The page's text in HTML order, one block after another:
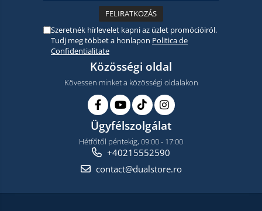
Szeretnék hírlevelet kapni az üzlet promócióiról.
Tudj meg többet a honlapon Politica de
Confidentialitate
Közösségi oldal
Kövessen minket a közösségi oldalakon
Ügyfélszolgálat
Hétfőtől péntekig, 09:00 - 17:00
+40215552590
contact@dualstore.ro